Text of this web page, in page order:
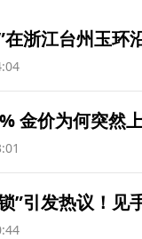
在浙江台州玉环
金价为何突然
”引发热议！见